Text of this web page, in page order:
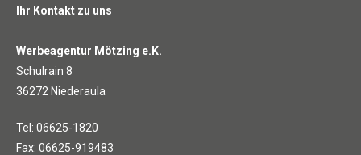
Ihr Kontakt zu uns
Werbeagentur Mötzing e.K.
Schulrain 8
36272 Niederaula
Tel: 06625-1820
Fax: 06625-919483